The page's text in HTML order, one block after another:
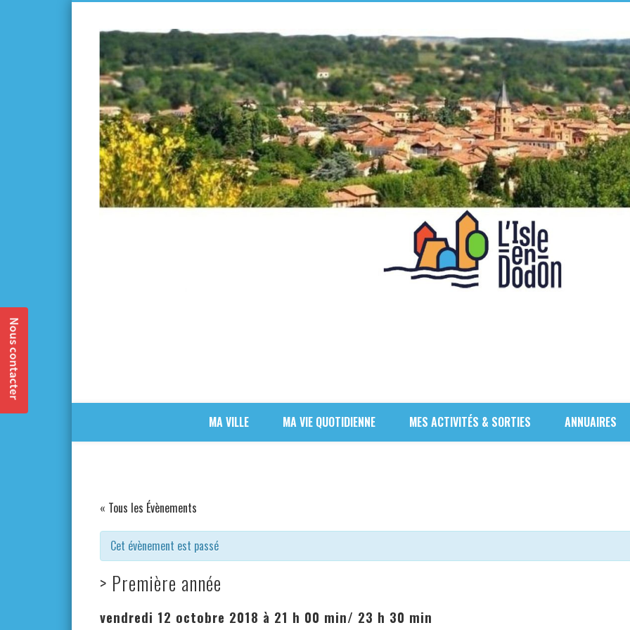
MA VILLE MA VIE QUOTIDIENNE MES ACTIVITÉS & SORTIES ANNUAIRES
« Tous les Évènements
Cet évènement est passé
> Première année
vendredi 12 octobre 2018 à 21 h 00 min/ 23 h 30 min